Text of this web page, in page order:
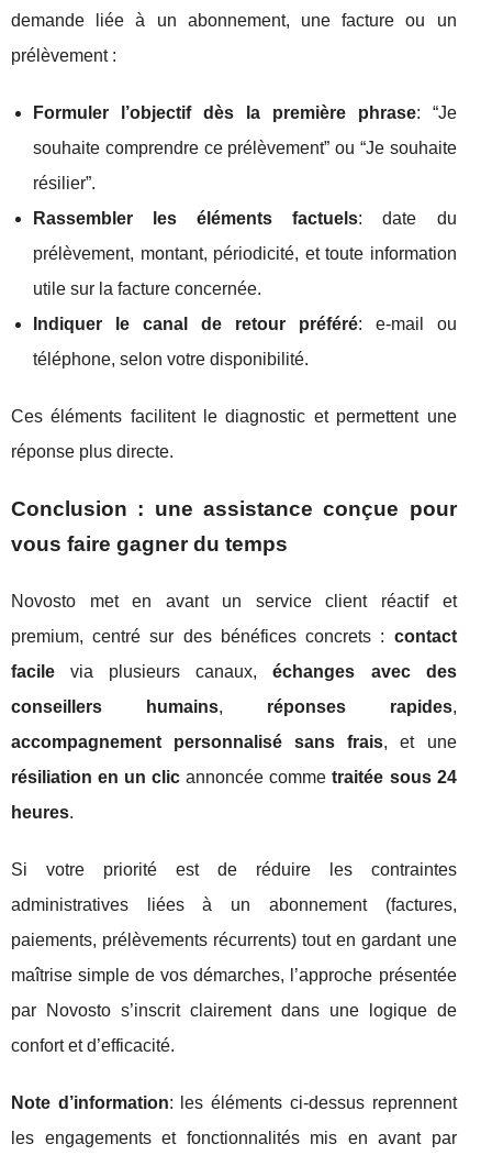
demande liée à un abonnement, une facture ou un
prélèvement :
Formuler l’objectif dès la première phrase: “Je
souhaite comprendre ce prélèvement” ou “Je souhaite
résilier”.
Rassembler les éléments factuels: date du
prélèvement, montant, périodicité, et toute information
utile sur la facture concernée.
Indiquer le canal de retour préféré: e‑mail ou
téléphone, selon votre disponibilité.
Ces éléments facilitent le diagnostic et permettent une
réponse plus directe.
Conclusion : une assistance conçue pour
vous faire gagner du temps
Novosto met en avant un service client réactif et
premium, centré sur des bénéfices concrets : contact
facile via plusieurs canaux,échanges avec des
conseillers humains, réponses rapides,
accompagnement personnalisé sans frais, et une
résiliation en un clic annoncée commetraitée sous 24
heures.
Si votre priorité est de réduire les contraintes
administratives liées à un abonnement (factures,
paiements, prélèvements récurrents) tout en gardant une
maîtrise simple de vos démarches, l’approche présentée
par Novosto s’inscrit clairement dans une logique de
confort et d’efficacité.
Note d’information: les éléments ci‑dessus reprennent
les engagements et fonctionnalités mis en avant par